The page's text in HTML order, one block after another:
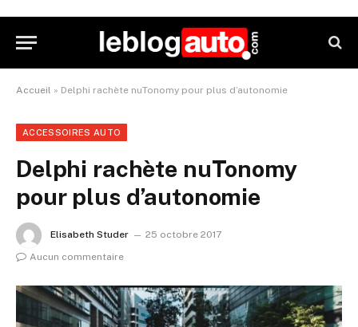
Accueil » Delphi rachète nuTonomy pour plus d’autonomie
ACCESSOIRES AUTO
Delphi rachète nuTonomy
pour plus d’autonomie
Elisabeth Studer
25 octobre 2017
Aucun commentaire